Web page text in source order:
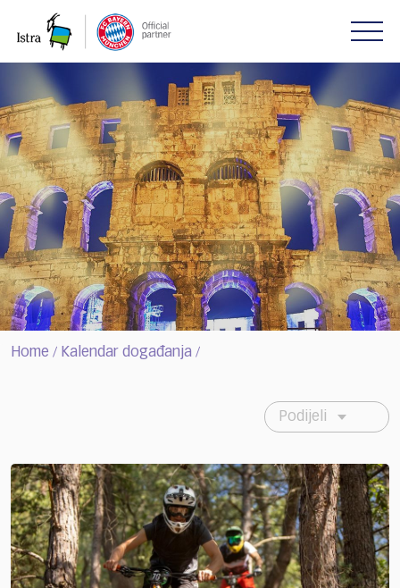
note:
website
includes
an
accessibility
system.
Home / Kalendar događanja /
Podijeli